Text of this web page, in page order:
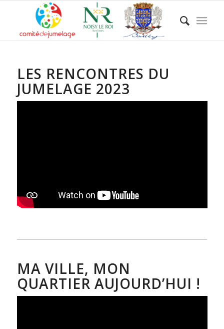
LES RENCONTRES DU
JUMELAGE 2023
MA VILLE, MON
QUARTIER AUJOURD’HUI !